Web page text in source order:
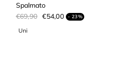
Spalmato
€69,90 €54,00 - 23%